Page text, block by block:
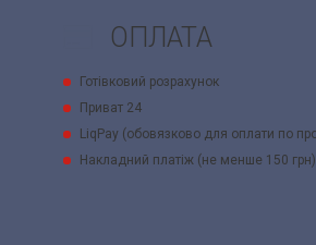
ОПЛАТА
Готівковий розрахунок
Приват 24
LiqPay (обовязково для оплати по
Накладний платіж (не менше 150 грн)